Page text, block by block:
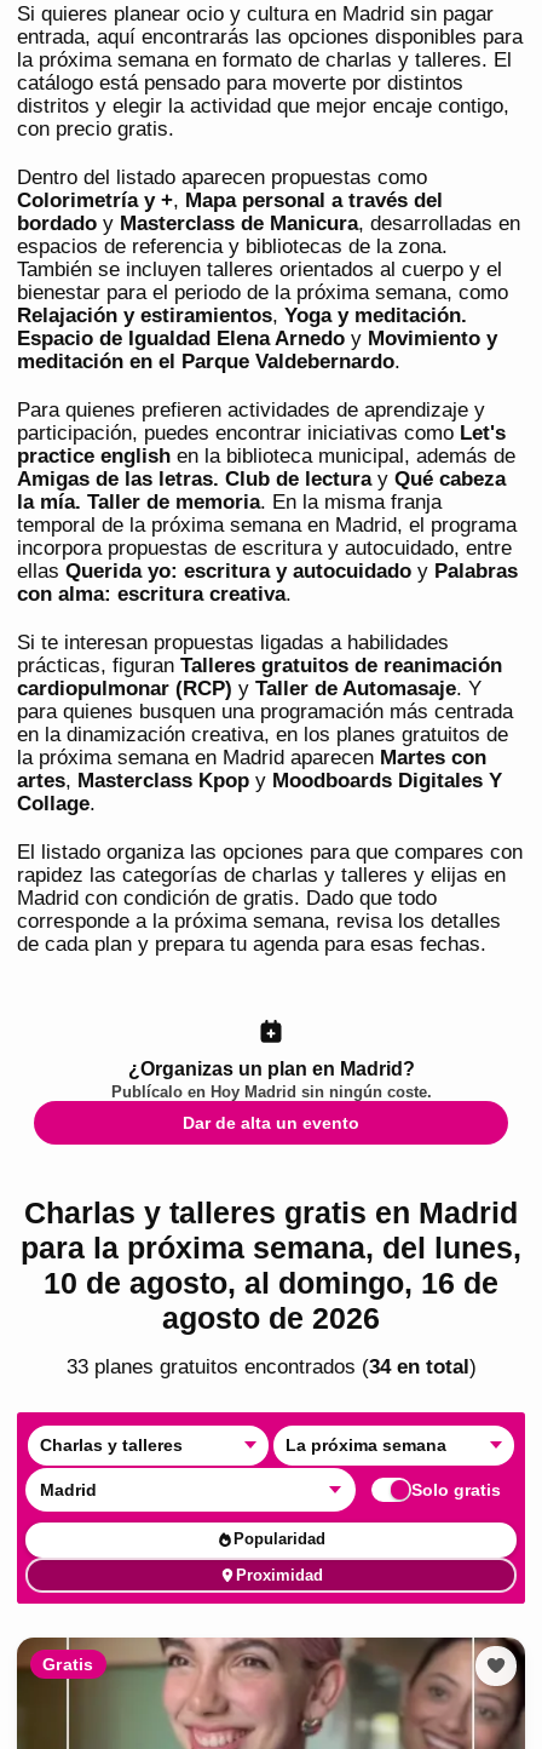
Si quieres planear ocio y cultura en Madrid sin pagar
entrada, aquí encontrarás las opciones disponibles para
la próxima semana en formato de charlas y talleres. El
catálogo está pensado para moverte por distintos
distritos y elegir la actividad que mejor encaje contigo,
con precio gratis.
Dentro del listado aparecen propuestas como
Colorimetría y +, Mapa personal a través del
bordado y Masterclass de Manicura, desarrolladas en
espacios de referencia y bibliotecas de la zona.
También se incluyen talleres orientados al cuerpo y el
bienestar para el periodo de la próxima semana, como
Relajación y estiramientos, Yoga y meditación.
Espacio de Igualdad Elena Arnedo y Movimiento y
meditación en el Parque Valdebernardo.
Para quienes prefieren actividades de aprendizaje y
participación, puedes encontrar iniciativas como Let's
practice english en la biblioteca municipal, además de
Amigas de las letras. Club de lecturay Qué cabeza
la mía. Taller de memoria. En la misma franja
temporal de la próxima semana en Madrid, el programa
incorpora propuestas de escritura y autocuidado, entre
ellas Querida yo: escritura y autocuidado y Palabras
con alma: escritura creativa.
Si te interesan propuestas ligadas a habilidades
prácticas, figuran Talleres gratuitos de reanimación
cardiopulmonar (RCP) y Taller de Automasaje. Y
para quienes busquen una programación más centrada
en la dinamización creativa, en los planes gratuitos de
la próxima semana en Madrid aparecen Martes con
artes, Masterclass Kpop y Moodboards Digitales Y
Collage.
El listado organiza las opciones para que compares con
rapidez las categorías de charlas y talleres y elijas en
Madrid con condición de gratis. Dado que todo
corresponde a la próxima semana, revisa los detalles
de cada plan y prepara tu agenda para esas fechas.
¿Organizas un plan en Madrid?
Publícalo en Hoy Madrid sin ningún coste.
Dar de alta un evento
Charlas y talleres gratis en Madrid
para la próxima semana, del lunes,
10 de agosto, al domingo, 16 de
agosto de 2026
33planes gratuitos encontrados (34en total )
Charlas y talleres La próxima semana
Madrid Solo gratis
Popularidad
Proximidad
Gratis